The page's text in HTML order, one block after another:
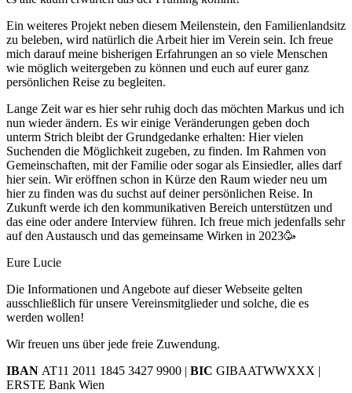
Ein weiteres Projekt neben diesem Meilenstein, den Familienlandsitz
zu beleben, wird natürlich die Arbeit hier im Verein sein. Ich freue
mich darauf meine bisherigen Erfahrungen an so viele Menschen
wie möglich weitergeben zu können und euch auf eurer ganz
persönlichen Reise zu begleiten.
Lange Zeit war es hier sehr ruhig doch das möchten Markus und ich
nun wieder ändern. Es wir einige Veränderungen geben doch
unterm Strich bleibt der Grundgedanke erhalten: Hier vielen
Suchenden die Möglichkeit zugeben, zu finden. Im Rahmen von
Gemeinschaften, mit der Familie oder sogar als Einsiedler, alles darf
hier sein. Wir eröffnen schon in Kürze den Raum wieder neu um
hier zu finden was du suchst auf deiner persönlichen Reise. In
Zukunft werde ich den kommunikativen Bereich unterstützen und
das eine oder andere Interview führen. Ich freue mich jedenfalls sehr
auf den Austausch und das gemeinsame Wirken in 2023🥳
Eure Lucie
Die Informationen und Angebote auf dieser Webseite gelten
ausschließlich für unsere Vereinsmitglieder und solche, die es
werden wollen!
Wir freuen uns über jede freie Zuwendung.
IBAN AT11 2011 1845 3427 9900 | BIC GIBAATWWXXX |
ERSTE Bank Wien